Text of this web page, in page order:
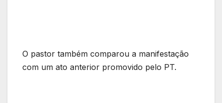
O pastor também comparou a manifestação
com um ato anterior promovido pelo PT.